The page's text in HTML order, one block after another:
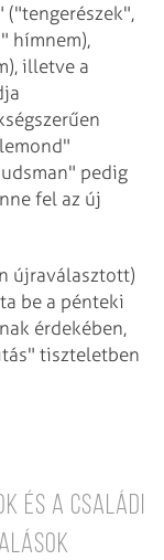
("tengerészek",
hímnem),
illetve a
pedig
fel az új
újraválasztott)
be a pénteki
érdekében,
tiszteletben
és a családi